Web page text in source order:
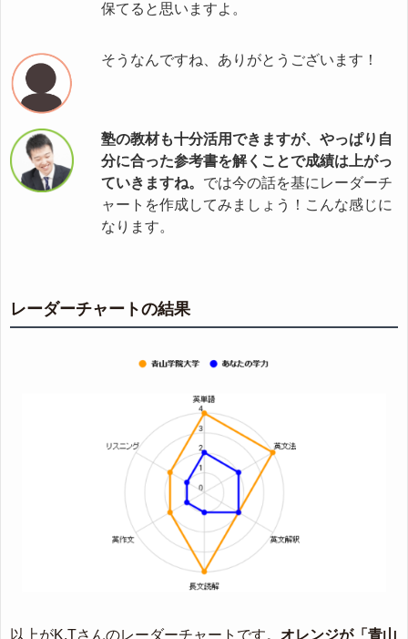
保てると思いますよ。
そうなんですね、ありがとうございます！
塾の教材も十分活用できますが、やっぱり自
分に合った参考書を解くことで成績は上がっ
ていきますね。 では今の話を基にレーダーチ
ャートを作成してみましょう！こんな感じに
なります。
レーダーチャートの結果
以上がK.Tさんのレーダーチャートです。 オレンジが「青山